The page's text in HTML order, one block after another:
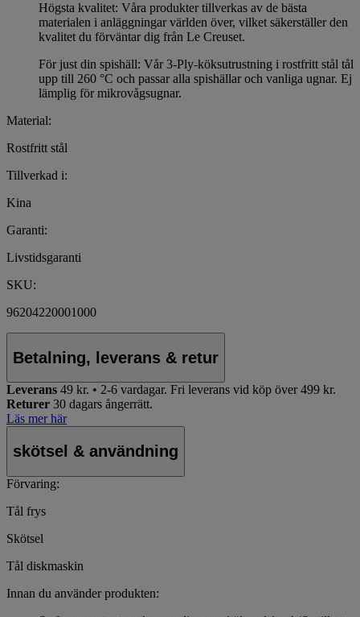
Högsta kvalitet: Våra produkter tillverkas av de bästa
materialen i anläggningar världen över, vilket säkerställer den
kvalitet du förväntar dig från Le Creuset.
För just din spishäll: Vår 3-Ply-köksutrustning i rostfritt stål tål
upp till 260 °C och passar alla spishällar och vanliga ugnar. Ej
lämplig för mikrovågsugnar.
Material:
Rostfritt stål
Tillverkad i:
Kina
Garanti:
Livstidsgaranti
SKU:
96204220001000
Betalning, leverans & retur
Leverans 49 kr. • 2-6 vardagar. Fri leverans vid köp över 499 kr.
Returer 30 dagars ångerrätt.
Läs mer här
skötsel & användning
Förvaring:
Tål frys
Skötsel
Tål diskmaskin
Innan du använder produkten: